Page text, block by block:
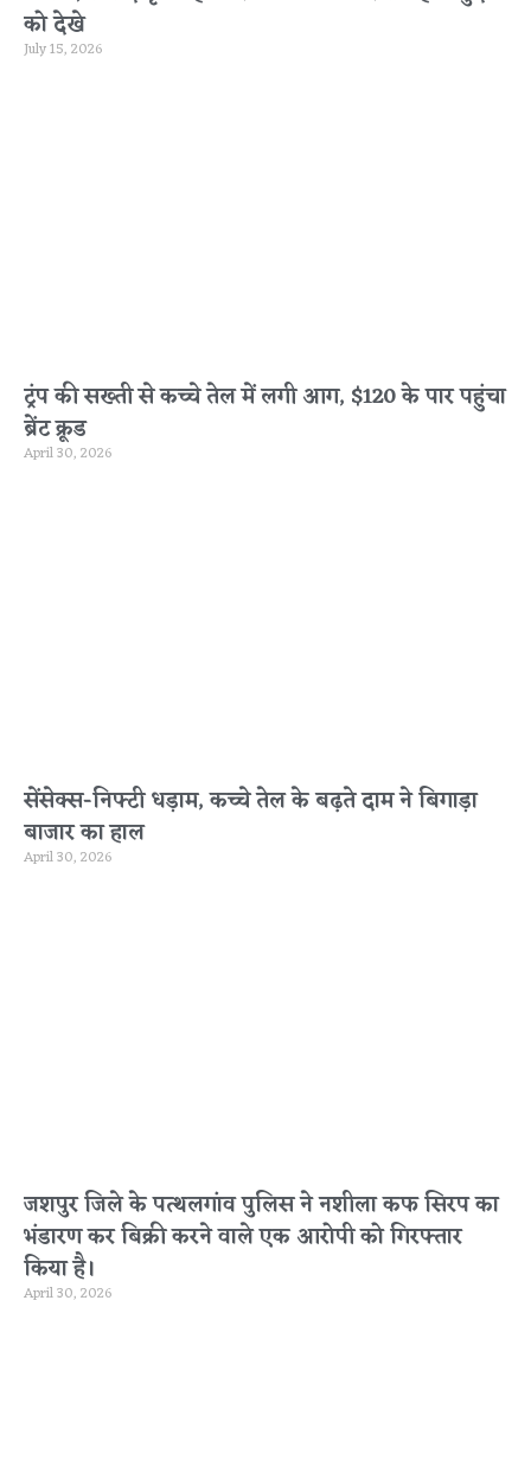
को देखे
July 15, 2026
ट्रंप की सख्ती से कच्चे तेल में लगी आग, $120 के पार पहुंचा
ब्रेंट क्रूड
April 30, 2026
सेंसेक्स-निफ्टी धड़ाम, कच्चे तेल के बढ़ते दाम ने बिगाड़ा
बाजार का हाल
April 30, 2026
जशपुर जिले के पत्थलगांव पुलिस ने नशीला कफ सिरप का
भंडारण कर बिक्री करने वाले एक आरोपी को गिरफ्तार
किया है।
April 30, 2026